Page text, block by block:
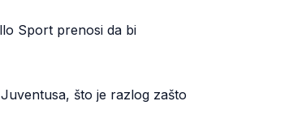
Sport prenosi da bi
što je razlog zašto